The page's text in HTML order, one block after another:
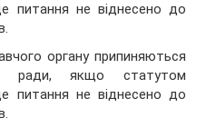
питання не віднесено до
органу припиняються
ради, якщо статутом
питання не віднесено до